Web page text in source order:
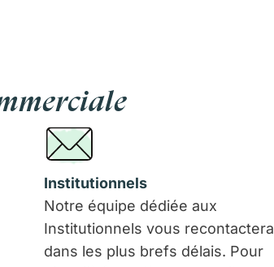
Institutionnels
Notre équipe dédiée aux
Institutionnels vous recontactera
dans les plus brefs délais. Pour